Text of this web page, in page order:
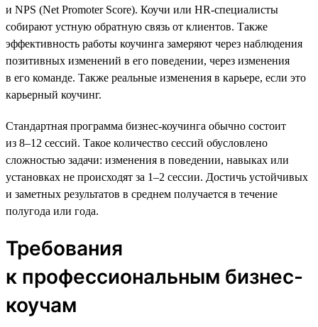
и NPS (Net Promoter Score). Коучи или HR-специалисты
собирают устную обратную связь от клиентов. Также
эффективность работы коучинга замеряют через наблюдения
позитивных изменений в его поведении, через изменения
в его команде. Также реальные изменения в карьере, если это
карьерный коучинг.
Стандартная программа бизнес-коучинга обычно состоит
из 8–12 сессий. Такое количество сессий обусловлено
сложностью задачи: изменения в поведении, навыках или
установках не происходят за 1–2 сессии. Достичь устойчивых
и заметных результатов в среднем получается в течение
полугода или года.
Требования
к профессиональным бизнес-
коучам